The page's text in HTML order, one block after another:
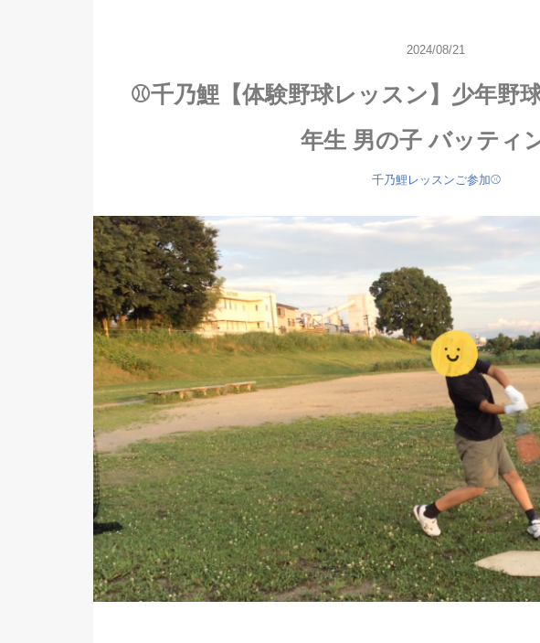
2024/08/21
⚾️千乃鯉【体験野球レッスン】少年野
年生 男の子 バッティ
千乃鯉レッスンご参加⚾️